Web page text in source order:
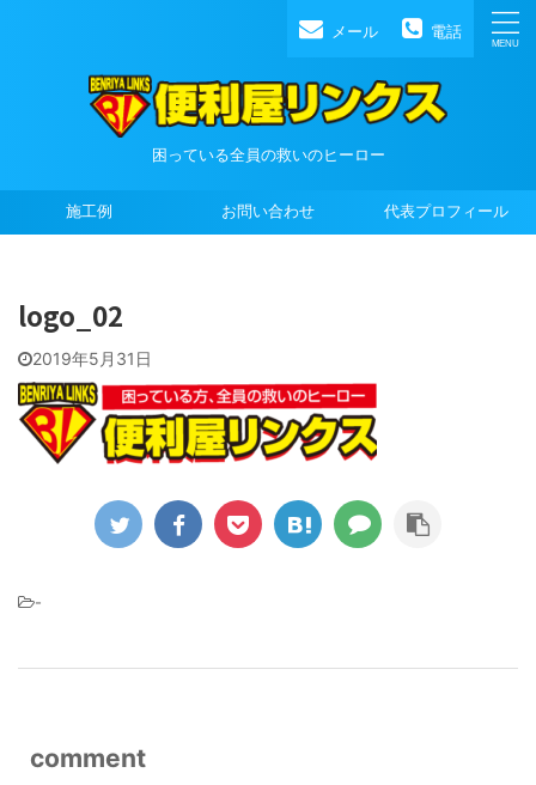
メール 電話
困っている全員の救いのヒーロー
施工例 お問い合わせ 代表プロフィール
logo_02
2019年5月31日
-
comment